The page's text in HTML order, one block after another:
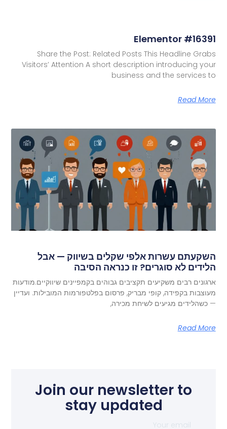
Elementor #16391
Share the Post: Related Posts This Headline Grabs
Visitors’ Attention A short description introducing your
business and the services to
Read More
השקעתם עשרות אלפי שקלים בשיווק — אבל
הלידים לא סוגרים? זו כנראה הסיבה
ארגונים רבים משקיעים תקציבים גבוהים בקמפיינים שיווקיים.מודעות
מעוצבות בקפידה, קופי מבריק, פרסום בפלטפורמות המובילות. ועדיין
— כשהלידים מגיעים לשיחת מכירה,
Read More
Join our newsletter to
stay updated